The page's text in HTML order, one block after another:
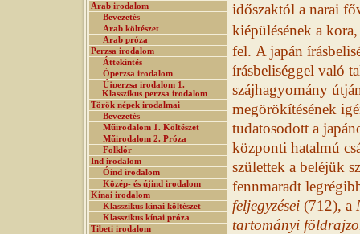
Arab irodalom
Bevezetés
Arab költészet
Arab próza
Perzsa irodalom
Áttekintés
Óperzsa irodalom
Újperzsa irodalom 1.
Klasszikus perzsa irodalom
Török népek irodalmai
Bevezetés
Műirodalom 1. Költészet
Műirodalom 2. Próza
Folklór
Ind irodalom
Óind irodalom
Közép- és újind irodalom
Kínai irodalom
Klasszikus kínai költészet
Klasszikus kínai próza
Tibeti irodalom
időszaktól a narai
kiépülésének a
fel. A japán
írásbeliséggel való
szájhagyomány
megörökítésének
tudatosodott a
központi hatalmú
születtek a beléjük
fennmaradt
feljegyzései (712), a
tartományi földrajzo